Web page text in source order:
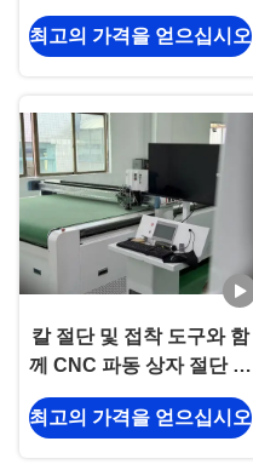
장용 ±0.1mm 정확성
최고의 가격을 얻으십시오
칼 절단 및 접착 도구와 함
께 CNC 파동 상자 절단 기
계. 도는 필요하지 않습니
다. 고 정밀도 카튼 & 포장
최고의 가격을 얻으십시오